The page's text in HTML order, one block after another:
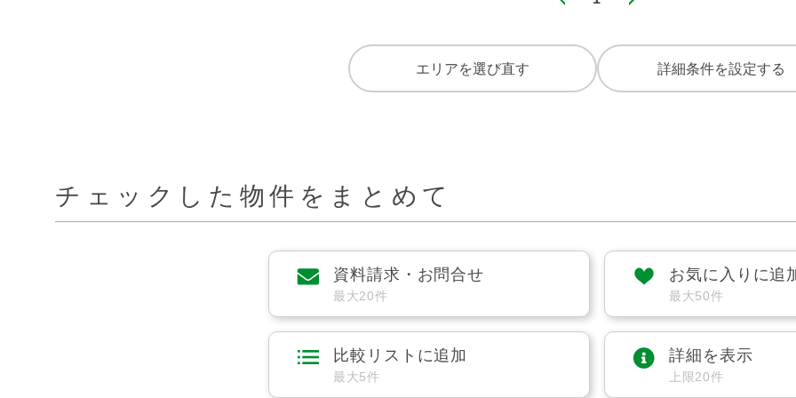
エリアを選び直す 詳細条件を設定する
チェックした物件をまとめて
資料請求・お問合せ
最大20件
お気に入りに追
最大50件
比較リストに追加
最大5件
詳細を表示
上限20件